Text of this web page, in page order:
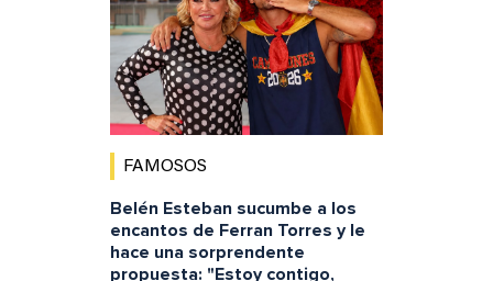
FAMOSOS
Belén Esteban sucumbe a los
encantos de Ferran Torres y le
hace una sorprendente
propuesta: "Estoy contigo,